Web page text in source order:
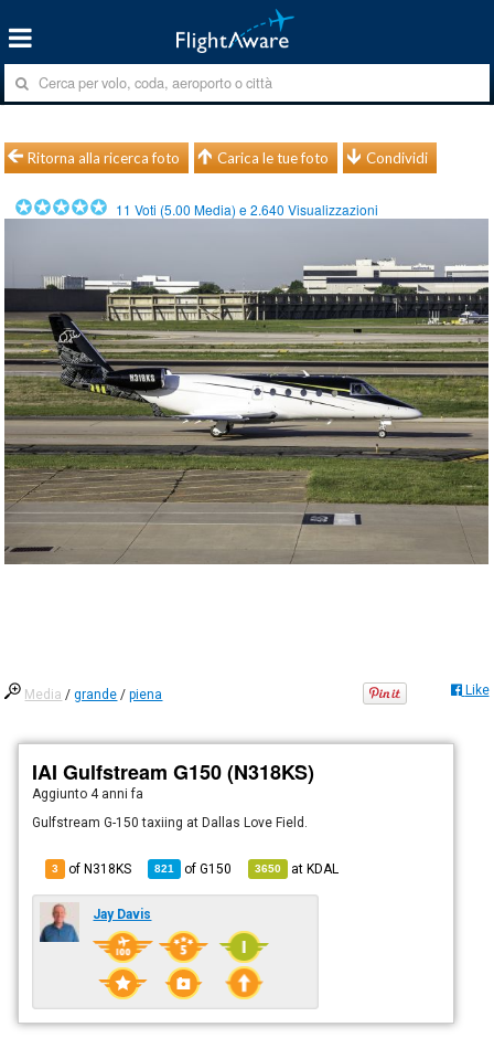
Ritorna alla ricerca foto Carica le tue foto Condividi
11 Voti (5.00 Media) e2.640 Visualizzazioni
Media /grande /piena Like
IAI Gulfstream G150 (N318KS)
Aggiunto 4 anni fa
Gulfstream G-150 taxiing at Dallas Love Field.
3 of N318KS 821 ofG150 3650 atKDAL
Jay Davis